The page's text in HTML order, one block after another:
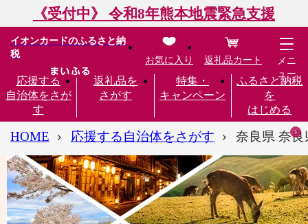
《受付中》 令和8年熊本地震緊急支援
イオンカードのふるさと納
税
応援する
自治体をさが
す
返礼品を
さがす
特集・
キャンペーン
ふるさと納税
を
はじめる
お気に入り 返礼品カート
メニ
ュー
HOME 応援する自治体をさがす 奈良県 奈良